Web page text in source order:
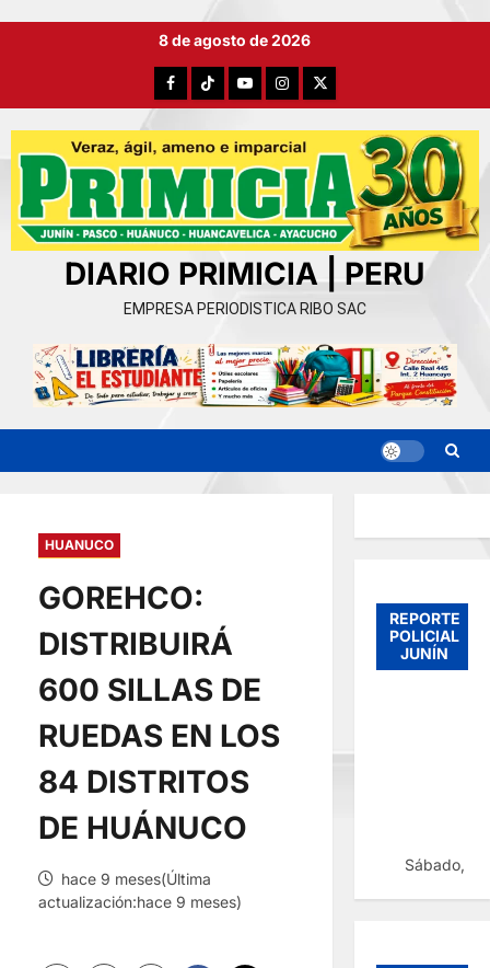
8 de agosto de 2026
FacebookTikTokYouTubeInstagram
X
DIARIO PRIMICIA | PERU
EMPRESA PERIODISTICA RIBO SAC
HUANUCO
GOREHCO:
DISTRIBUIRÁ
600 SILLAS DE
RUEDAS EN LOS
84 DISTRITOS
DE HUÁNUCO
hace 9 meses(Última
actualización:hace 9 meses)
REPORTE
POLICIAL
JUNÍN
Sábado,